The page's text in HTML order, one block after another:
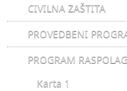
CIVILNA ZAŠTITA
PROVEDBENI
PROGRAM
Karta 1